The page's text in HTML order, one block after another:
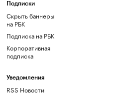
Подписки
Скрыть баннеры
на РБК
Подписка на РБК
Корпоративная
подписка
Уведомления
RSS Новости